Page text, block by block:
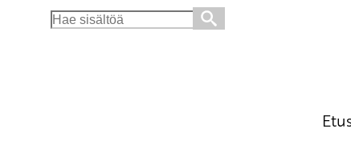
Search